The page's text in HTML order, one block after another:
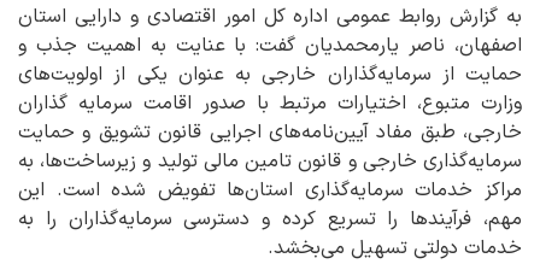
به گزارش روابط عمومی اداره کل امور اقتصادی و دارایی استان
اصفهان، ناصر یارمحمدیان گفت: با عنایت به اهمیت جذب و
حمایت از سرمایه‌گذاران خارجی به عنوان یکی از اولویت‌های
وزارت متبوع، اختیارات مرتبط با صدور اقامت سرمایه گذاران
خارجی، طبق مفاد آیین‌نامه‌های اجرایی قانون تشویق و حمایت
سرمایه‌گذاری خارجی و قانون تامین مالی تولید و زیرساخت‌ها، به
مراکز خدمات سرمایه‌گذاری استان‌ها تفویض شده است. این
مهم، فرآیندها را تسریع کرده و دسترسی سرمایه‌گذاران را به
خدمات دولتی تسهیل می‌بخشد.